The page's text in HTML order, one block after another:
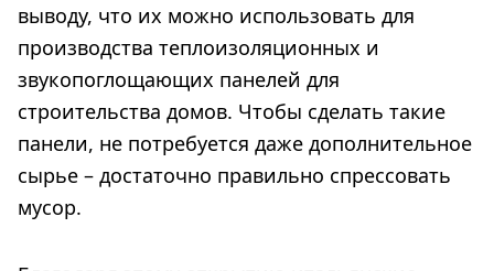
выводу, что их можно использовать для
производства теплоизоляционных и
звукопоглощающих панелей для
строительства домов. Чтобы сделать такие
панели, не потребуется даже дополнительное
сырье – достаточно правильно спрессовать
мусор.